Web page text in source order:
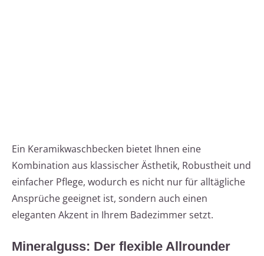
Ein Keramikwaschbecken bietet Ihnen eine
Kombination aus klassischer Ästhetik, Robustheit und
einfacher Pflege, wodurch es nicht nur für alltägliche
Ansprüche geeignet ist, sondern auch einen
eleganten Akzent in Ihrem Badezimmer setzt.
Mineralguss: Der flexible Allrounder